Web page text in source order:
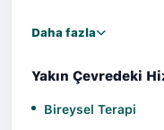
Daha fazla
Yakın Çevredeki
Bireysel Terapi